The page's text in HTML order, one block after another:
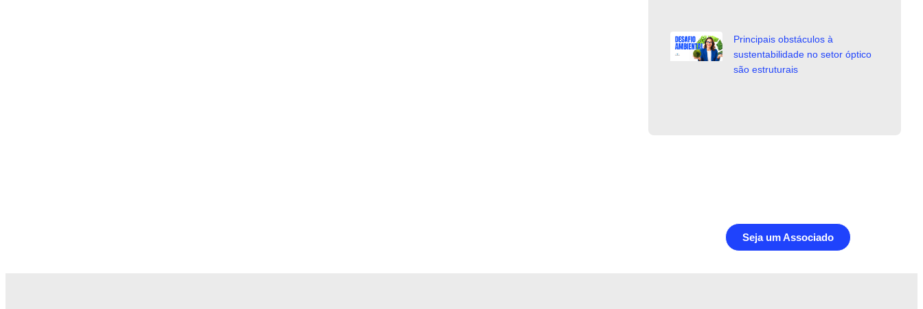
Principais obstáculos à
sustentabilidade no setor óptico
são estruturais
Seja um Associado